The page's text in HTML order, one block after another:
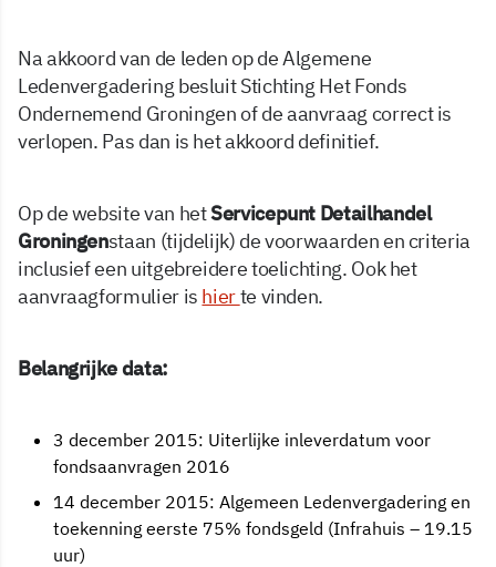
Na akkoord van de leden op de Algemene
Ledenvergadering besluit Stichting Het Fonds
Ondernemend Groningen of de aanvraag correct is
verlopen. Pas dan is het akkoord definitief.
Op de website van hetServicepunt Detailhandel
Groningenstaan (tijdelijk) de voorwaarden en criteria
inclusief een uitgebreidere toelichting. Ook het
aanvraagformulier is hierte vinden.
Belangrijke data:
3 december 2015: Uiterlijke inleverdatum voor
fondsaanvragen 2016
14 december 2015: Algemeen Ledenvergadering en
toekenning eerste 75% fondsgeld (Infrahuis – 19.15
uur)